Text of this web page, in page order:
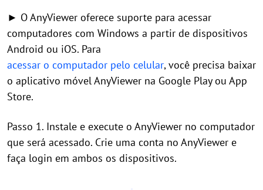
► O AnyViewer oferece suporte para acessar
computadores com Windows a partir de dispositivos
Android ou iOS. Para
acessar o computador pelo celular, você precisa baixar
o aplicativo móvel AnyViewer na Google Play ou App
Store.
Passo 1. Instale e execute o AnyViewer no computador
que será acessado. Crie uma conta no AnyViewer e
faça login em ambos os dispositivos.